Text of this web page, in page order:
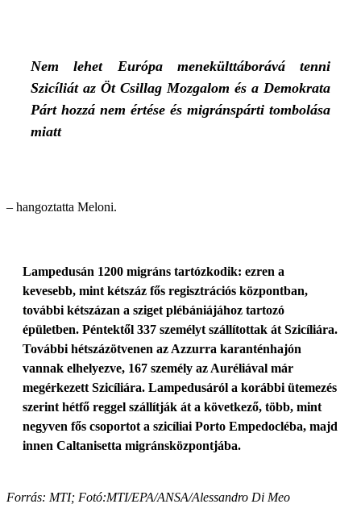
Nem lehet Európa menekülttáborává tenni
Szicíliát az Öt Csillag Mozgalom és a Demokrata
Párt hozzá nem értése és migránspárti tombolása
miatt
– hangoztatta Meloni.
Lampedusán 1200 migráns tartózkodik: ezren a
kevesebb, mint kétszáz fős regisztrációs központban,
további kétszázan a sziget plébániájához tartozó
épületben. Péntektől 337 személyt szállítottak át Szicíliára.
További hétszázötvenen az Azzurra karanténhajón
vannak elhelyezve, 167 személy az Auréliával már
megérkezett Szicíliára. Lampedusáról a korábbi ütemezés
szerint hétfő reggel szállítják át a következő, több, mint
negyven fős csoportot a szicíliai Porto Empedocléba, majd
innen Caltanisetta migránsközpontjába.
Forrás: MTI; Fotó:MTI/EPA/ANSA/Alessandro Di Meo